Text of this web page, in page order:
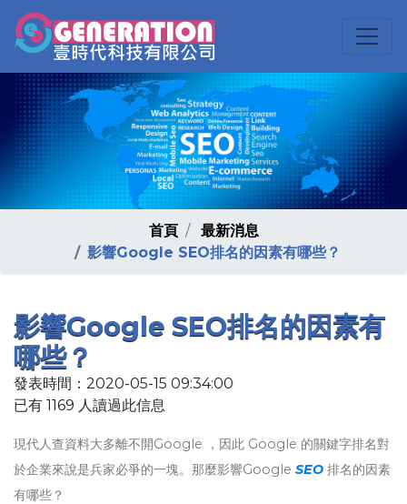
首頁
最新消息
影響Google SEO排名的因素有哪些？
影響Google SEO排名的因素有
哪些？
發表時間：2020-05-15 09:34:00
已有 1169 人讀過此信息
現代人查資料大多離不開Google ，因此 Google 的關鍵字排名對
於企業來說是兵家必爭的一塊。那麼影響Google SEO 排名的因素
有哪些？